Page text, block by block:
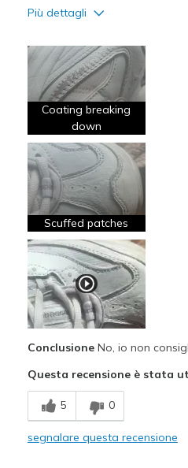
Più dettagli
Attractive Design
Breathe Well
Comfortable
Stylish
Difetti
Poor Quality
Wear Out Quickly
Migliori Utilizzi:
Going Out
Special Occasions
Sizing
View On Shoes
Coating breaking
down
Scuffed patches
ConclusioneNo, io non
Questa recensione è stata
5 0
segnalare questa recensione